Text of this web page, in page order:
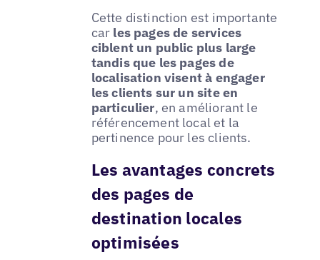
Cette distinction est importante
car les pages de services
ciblent un public plus large
tandis que les pages de
localisation visent à engager
les clients sur un site en
particulier, en améliorant le
référencement local et la
pertinence pour les clients.
Les avantages concrets
des pages de
destination locales
optimisées